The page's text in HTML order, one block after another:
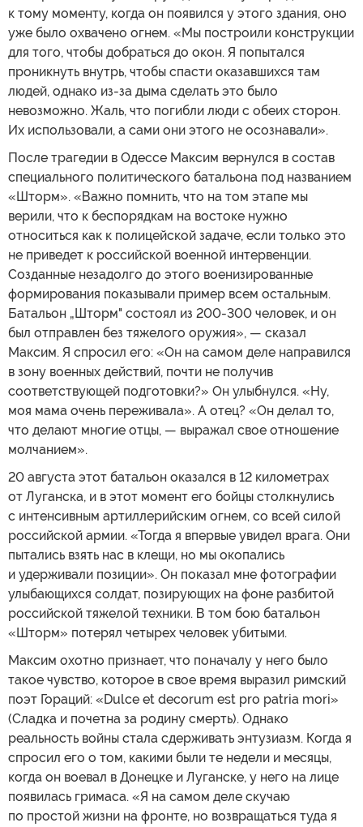
к тому моменту, когда он появился у этого здания, оно
уже было охвачено огнем. «Мы построили конструкции
для того, чтобы добраться до окон. Я попытался
проникнуть внутрь, чтобы спасти оказавшихся там
людей, однако из-за дыма сделать это было
невозможно. Жаль, что погибли люди с обеих сторон.
Их использовали, а сами они этого не осознавали».
После трагедии в Одессе Максим вернулся в состав
специального политического батальона под названием
«Шторм». «Важно помнить, что на том этапе мы
верили, что к беспорядкам на востоке нужно
относиться как к полицейской задаче, если только это
не приведет к российской военной интервенции.
Созданные незадолго до этого военизированные
формирования показывали пример всем остальным.
Батальон „Шторм" состоял из 200-300 человек, и он
был отправлен без тяжелого оружия», — сказал
Максим. Я спросил его: «Он на самом деле направился
в зону военных действий, почти не получив
соответствующей подготовки?» Он улыбнулся. «Ну,
моя мама очень переживала». А отец? «Он делал то,
что делают многие отцы, — выражал свое отношение
молчанием».
20 августа этот батальон оказался в 12 километрах
от Луганска, и в этот момент его бойцы столкнулись
с интенсивным артиллерийским огнем, со всей силой
российской армии. «Тогда я впервые увидел врага. Они
пытались взять нас в клещи, но мы окопались
и удерживали позиции». Он показал мне фотографии
улыбающихся солдат, позирующих на фоне разбитой
российской тяжелой техники. В том бою батальон
«Шторм» потерял четырех человек убитыми.
Максим охотно признает, что поначалу у него было
такое чувство, которое в свое время выразил римский
поэт Гораций: «Dulce et decorum est pro patria mori»
(Сладка и почетна за родину смерть). Однако
реальность войны стала сдерживать энтузиазм. Когда я
спросил его о том, какими были те недели и месяцы,
когда он воевал в Донецке и Луганске, у него на лице
появилась гримаса. «Я на самом деле скучаю
по простой жизни на фронте, но возвращаться туда я